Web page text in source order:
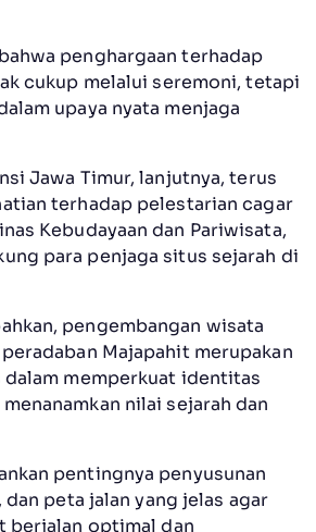
penghargaan terhadap
cukup melalui seremoni, tetapi
upaya nyata menjaga
Jawa Timur, lanjutnya, terus
terhadap pelestarian cagar
Kebudayaan dan Pariwisata,
para penjaga situs sejarah di
pengembangan wisata
Majapahit merupakan
memperkuat identitas
nilai sejarah dan
pentingnya penyusunan
peta jalan yang jelas agar
berjalan optimal dan